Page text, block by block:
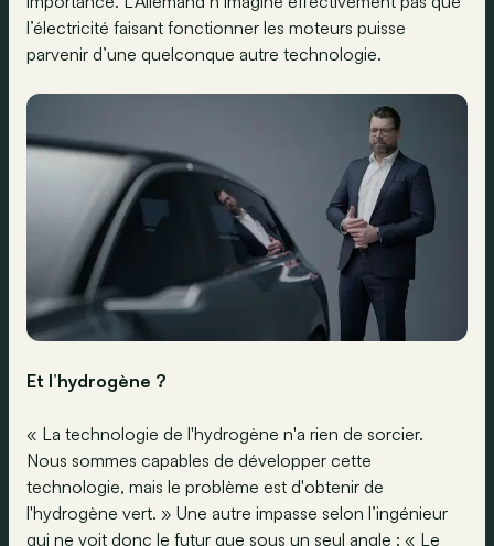
l’électricité faisant fonctionner les moteurs puisse
parvenir d’une quelconque autre technologie.
Et l’hydrogène ?
« La technologie de l'hydrogène n'a rien de sorcier.
Nous sommes capables de développer cette
technologie, mais le problème est d'obtenir de
l'hydrogène vert. » Une autre impasse selon l’ingénieur
qui ne voit donc le futur que sous un seul angle : « Le